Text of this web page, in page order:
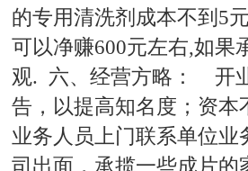
的专用清洗剂成本不到5
可以净赚600元左右,如果
观. 六、经营方略： 开
告，以提高知名度；资
业务人员上门联系单位
司出面，承揽一些成片的